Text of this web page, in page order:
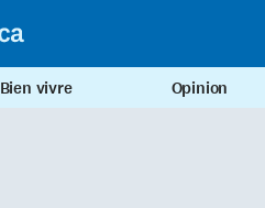
Bien vivre Opinion